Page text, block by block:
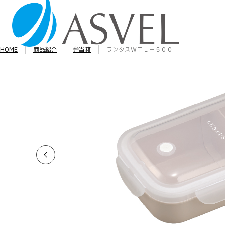
HOME 商品紹介 弁当箱 ランタスＷＴＬ－５００